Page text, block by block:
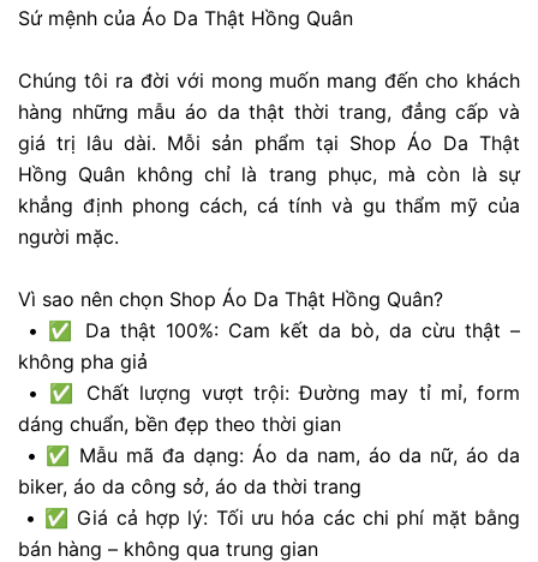
Sứ mệnh của Áo Da Thật Hồng Quân
Chúng tôi ra đời với mong muốn mang đến cho khách
hàng những mẫu áo da thật thời trang, đẳng cấp và
giá trị lâu dài. Mỗi sản phẩm tại Shop Áo Da Thật
Hồng Quân không chỉ là trang phục, mà còn là sự
khẳng định phong cách, cá tính và gu thẩm mỹ của
người mặc.
Vì sao nên chọn Shop Áo Da Thật Hồng Quân?
• ✅ Da thật 100%: Cam kết da bò, da cừu thật –
không pha giả
• ✅ Chất lượng vượt trội: Đường may tỉ mỉ, form
dáng chuẩn, bền đẹp theo thời gian
• ✅ Mẫu mã đa dạng: Áo da nam, áo da nữ, áo da
biker, áo da công sở, áo da thời trang
• ✅ Giá cả hợp lý: Tối ưu hóa các chi phí mặt bằng
bán hàng – không qua trung gian